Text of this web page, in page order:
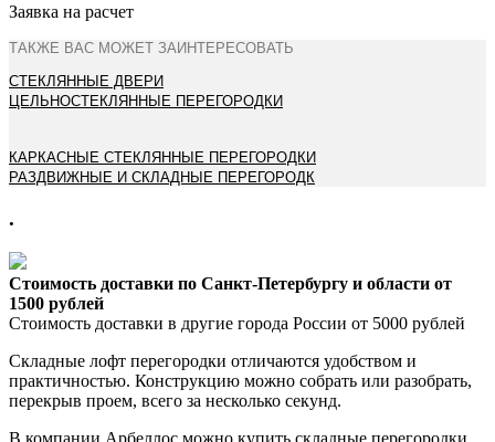
Заявка на расчет
ТАКЖЕ ВАС МОЖЕТ ЗАИНТЕРЕСОВАТЬ
СТЕКЛЯННЫЕ ДВЕРИ
ЦЕЛЬНОСТЕКЛЯННЫЕ ПЕРЕГОРОДКИ
КАРКАСНЫЕ СТЕКЛЯННЫЕ ПЕРЕГОРОДКИ
РАЗДВИЖНЫЕ И СКЛАДНЫЕ ПЕРЕГОРОДК
.
Стоимость доставки по Санкт-Петербургу и области от
1500 рублей
Стоимость доставки в другие города России от 5000 рублей
Складные лофт перегородки отличаются удобством и
практичностью. Конструкцию можно собрать или разобрать,
перекрыв проем, всего за несколько секунд.